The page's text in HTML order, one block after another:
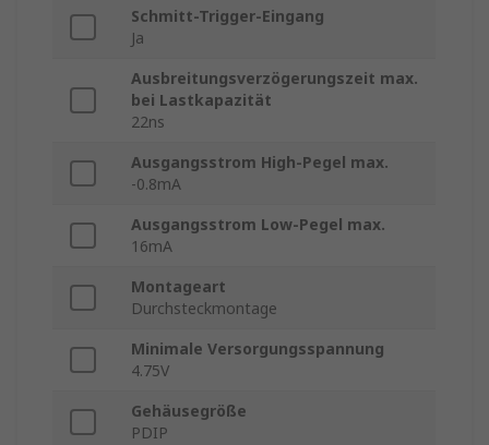
Schmitt-Trigger-Eingang
Ja
Ausbreitungsverzögerungszeit max.
bei Lastkapazität
22ns
Ausgangsstrom High-Pegel max.
-0.8mA
Ausgangsstrom Low-Pegel max.
16mA
Montageart
Durchsteckmontage
Minimale Versorgungsspannung
4.75V
Gehäusegröße
PDIP